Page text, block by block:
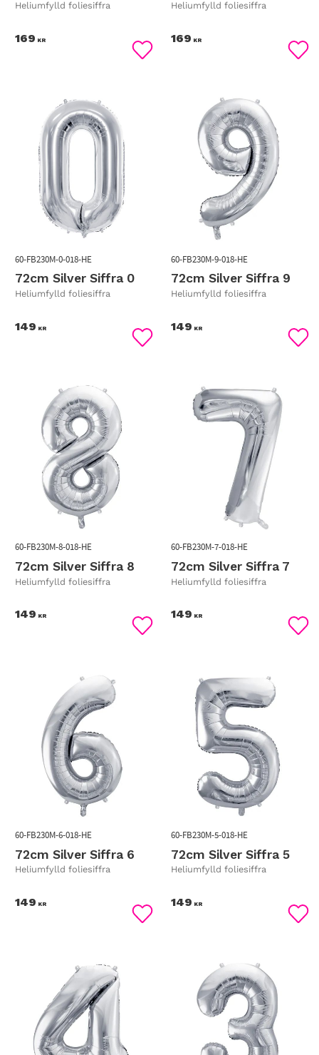
Heliumfylld foliesiffra
169 KR
Lägg till i favoriter
Heliumfylld foliesiffra
169 KR
72cm Silver Siffra 0
Heliumfylld foliesiffra
60-FB230M-0-018-HE
149 KR
Lägg till i favoriter
72cm Silver Siffra 9
Heliumfylld foliesiffra
60-FB230M-9-018-HE
149 KR
72cm Silver Siffra 8
Heliumfylld foliesiffra
60-FB230M-8-018-HE
149 KR
Lägg till i favoriter
72cm Silver Siffra 7
Heliumfylld foliesiffra
60-FB230M-7-018-HE
149 KR
72cm Silver Siffra 6
Heliumfylld foliesiffra
60-FB230M-6-018-HE
149 KR
Lägg till i favoriter
72cm Silver Siffra 5
Heliumfylld foliesiffra
60-FB230M-5-018-HE
149 KR